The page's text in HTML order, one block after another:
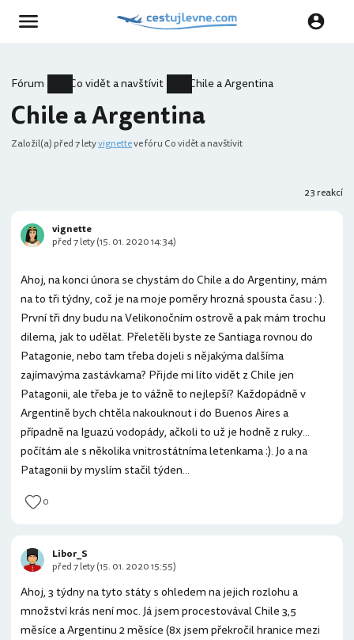
Fórum Co vidět a navštívit Chile a Argentina
Chile a Argentina
Založil(a) před 7 letyvignetteve fóru Co vidět a navštívit
23 reakcí
Ahoj, na konci února se chystám do Chile a do Argentiny, mám
na to tři týdny, což je na moje poměry hrozná spousta času : ).
První tři dny budu na Velikonočním ostrově a pak mám trochu
dilema, jak to udělat. Přeletěli byste ze Santiaga rovnou do
Patagonie, nebo tam třeba dojeli s nějakýma dalšíma
zajímavýma zastávkama? Přijde mi líto vidět z Chile jen
Patagonii, ale třeba je to vážně to nejlepší? Každopádně v
Argentině bych chtěla nakouknout i do Buenos Aires a
případně na Iguazú vodopády, ačkoli to už je hodně z ruky...
počítám ale s několika vnitrostátníma letenkama :). Jo a na
Patagonii by myslím stačil týden...
0
vignette
před 7 lety (15. 01. 2020 14:34)
Ahoj, 3 týdny na tyto státy s ohledem na jejich rozlohu a
množství krás není moc. Já jsem procestovával Chile 3,5
měsíce a Argentinu 2 měsíce (8x jsem překročil hranice mezi
Libor_S
před 7 lety (15. 01. 2020 15:55)